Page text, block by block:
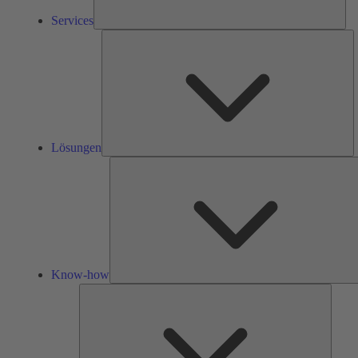
Services
Lösungen
Know-how